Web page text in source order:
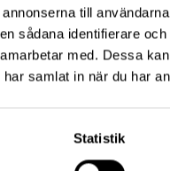
till
sådana identifierare
med. Dessa
samlat in när du har
Statistik
stanna för att äta
till info@curling.se